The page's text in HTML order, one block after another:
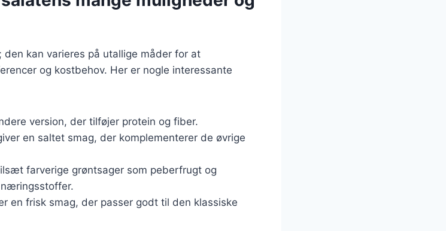
kan varieres på utallige måder for at
og kostbehov. Her er nogle interessante
version, der tilføjer protein og fiber.
en saltet smag, der komplementerer de øvrige
farverige grøntsager som peberfrugt og
en frisk smag, der passer godt til den klassiske